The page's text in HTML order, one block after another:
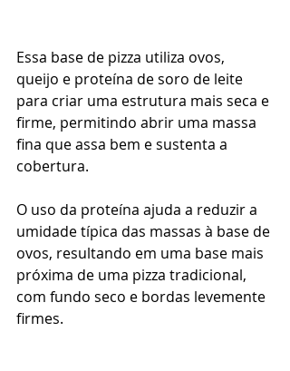
Essa base de pizza utiliza ovos,
queijo e proteína de soro de leite
para criar uma estrutura mais seca e
firme, permitindo abrir uma massa
fina que assa bem e sustenta a
cobertura.
O uso da proteína ajuda a reduzir a
umidade típica das massas à base de
ovos, resultando em uma base mais
próxima de uma pizza tradicional,
com fundo seco e bordas levemente
firmes.